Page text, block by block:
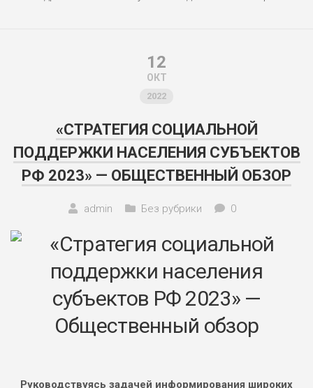
12
ОКТ
2022
«СТРАТЕГИЯ СОЦИАЛЬНОЙ
ПОДДЕРЖКИ НАСЕЛЕНИЯ СУБЪЕКТОВ
РФ 2023» — ОБЩЕСТВЕННЫЙ ОБЗОР
admin Без рубрики 0
Руководствуясь задачей информирования широких